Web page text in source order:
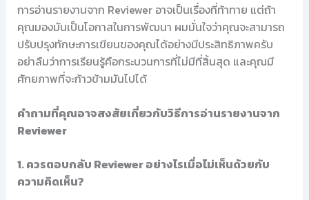
การอ่านรายงานจาก Reviewer อาจเป็นเรื่องที่ท้าทาย แต่ถ้า
คุณมองมันเป็นโอกาสในการพัฒนา ผมมั่นใจว่าคุณจะสามารถ
ปรับปรุงทักษะการเขียนของคุณได้อย่างมีประสิทธิภาพครับ
อย่าลืมว่าการเรียนรู้คือกระบวนการที่ไม่มีที่สิ้นสุด และคุณมี
ศักยภาพที่จะก้าวข้ามมันไปได้
คำถามที่คุณอาจสงสัยเกี่ยวกับวิธีการอ่านรายงานจาก
Reviewer
1. ควรตอบกลับ Reviewer อย่างไรเมื่อไม่เห็นด้วยกับ
ความคิดเห็น?